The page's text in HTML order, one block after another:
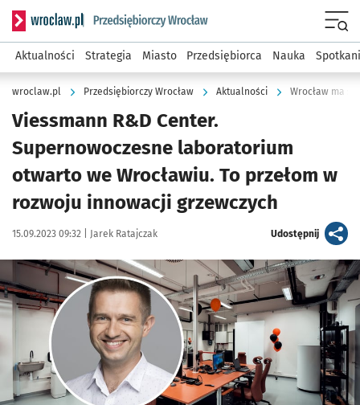
Serwis informacyjny wroclaw.pl podserwis: Strategia
Aktualności Strategia Miasto Przedsiębiorca Nauka
wroclaw.pl Przedsiębiorczy Wrocław Aktualności Wrocław ma
Viessmann R&D Center.
Supernowoczesne laboratorium
otwarto we Wrocławiu. To przełom w
rozwoju innowacji grzewczych
Data publikacji:
15.09.2023 09:32 | Autor:
Jarek Ratajczak Udostępnijartykuł
Kliknij, aby zobaczyć galerię